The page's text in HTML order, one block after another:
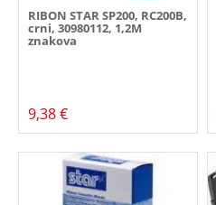
RIBON STAR SP200, RC200B,
crni, 30980112, 1,2M
znakova
9,38 €